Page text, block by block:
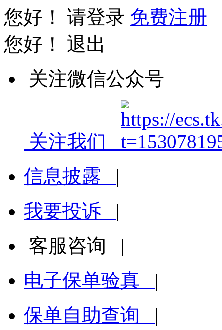
您好！ 请登录 免费注册
您好！ 退出
关注微信公众号
关注我们
信息披露 |
我要投诉 |
客服咨询 |
电子保单验真 |
保单自助查询 |